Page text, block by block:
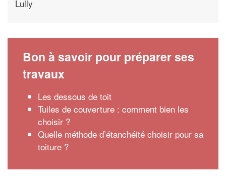
Lully
Bon à savoir pour préparer ses
travaux
Les dessous de toit
Tuiles de couverture : comment bien les
choisir ?
Quelle méthode d’étanchéité choisir pour sa
toiture ?